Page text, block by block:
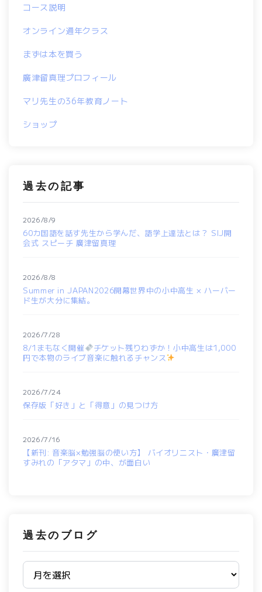
コース説明
オンライン通年クラス
まずは本を買う
廣津留真理プロフィール
マリ先生の36年教育ノート
ショップ
過去の記事
60カ国語を話す先生から学んだ、語学上達法とは？ SIJ開
会式 スピーチ 廣津留真理
2026/8/9
Summer in JAPAN2026開幕世界中の小中高生 × ハーバー
ド生が大分に集結。
2026/8/8
8/1まもなく開催
チケット残りわずか！小中高生は1,000
円で本物のライブ音楽に触れるチャンス
2026/7/28
保存版「好き」と「得意」の見つけ方
2026/7/24
【新刊: 音楽脳×勉強脳の使い方】 バイオリニスト・廣津留
すみれの「アタマ」の中、が面白い
2026/7/16
過去のブログ
過去のブログ